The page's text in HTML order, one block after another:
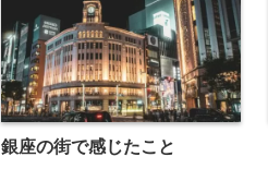
銀座の街で感じたこと